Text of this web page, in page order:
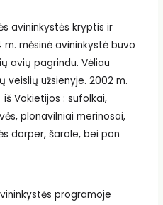
avininkystės kryptis ir
m. mėsinė avininkystė buvo
avių pagrindu. Vėliau
veislių užsienyje. 2002 m.
Vokietijos : sufolkai,
plonavilniai merinosai,
dorper, šarole, bei pon
programoje